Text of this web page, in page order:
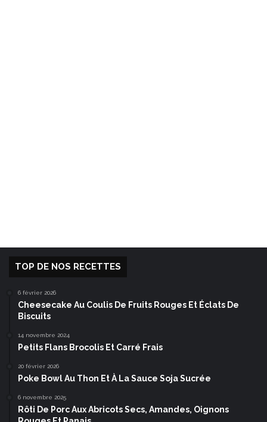
TOP DE NOS RECETTES
6 février 2026
Cheesecake Au Coulis De Fruits Rouges Et Éclats De
Biscuits
14 novembre 2024
Petits Flans Brocolis Et Carré Frais
20 février 2026
Poke Bowl Au Thon Et À La Sauce Soja Sucrée
6 novembre 2025
Rôti De Porc Aux Abricots Secs, Amandes, Oignons